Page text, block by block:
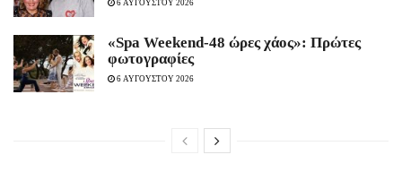
6 ΑΥΓΟΥΣΤΟΥ 2026
«Spa Weekend-48 ώρες χάος»: Πρώτες
φωτογραφίες
6 ΑΥΓΟΥΣΤΟΥ 2026